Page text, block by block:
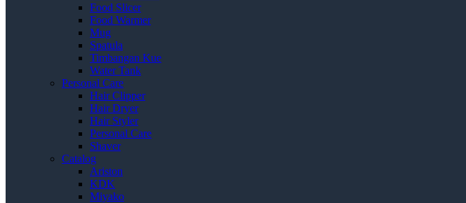
Food Slicer
Food Warmer
Mug
Spatula
Timbangan Kue
Water Tank
Personal Care
Hair Clipper
Hair Dryer
Hair Styler
Personal Care
Shaver
Catalog
Ariston
KDK
Miyako